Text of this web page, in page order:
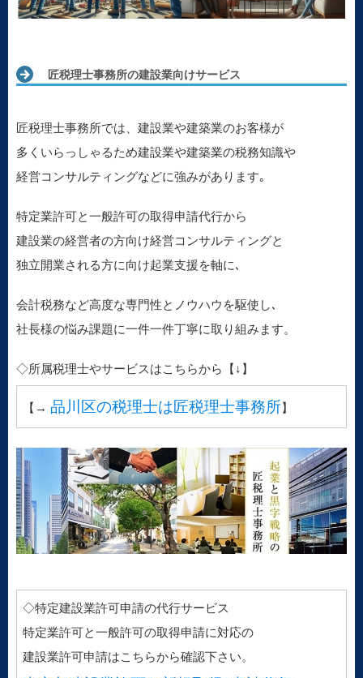
匠税理士事務所の建設業向けサービス
匠税理士事務所では、建設業や建築業のお客様が
多くいらっしゃるため建設業や建築業の税務知識や
経営コンサルティングなどに強みがあります｡
特定業許可と一般許可の取得申請代行から
建設業の経営者の方向け経営コンサルティングと
独立開業される方に向け起業支援を軸に､
会計税務など高度な専門性とノウハウを駆使し､
社長様の悩み課題に一件一件丁寧に取り組みます。
◇所属税理士やサービスはこちらから【↓】
【→ 品川区の税理士は匠税理士事務所】
◇特定建設業許可申請の代行サービス
特定業許可と一般許可の取得申請に対応の
建設業許可申請はこちらから確認下さい。